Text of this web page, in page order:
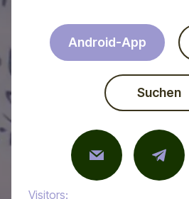
Android-App
Suchen
Visitors: